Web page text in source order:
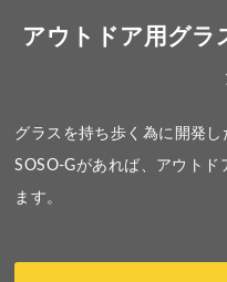
アウトドア用グラ
グラスを持ち歩く為に開発
SOSO-Gがあれば、アウト
ます。